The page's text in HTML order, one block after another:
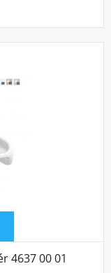
4637 00 01